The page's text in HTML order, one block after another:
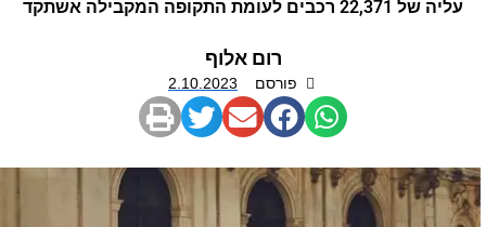
עליה של 22,371 רכבים לעומת התקופה המקבילה אשתקד
רום אלוף
פורסם 2.10.2023